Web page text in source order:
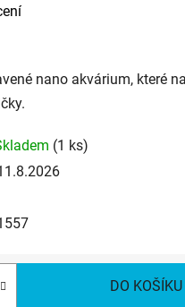
nano akvárium, které
(1 ks)
DO KOŠÍKU